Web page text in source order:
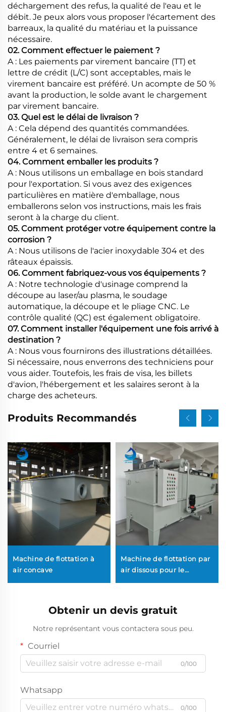
déchargement des refus, la qualité de l'eau et le
débit. Je peux alors vous proposer l'écartement des
barreaux, la qualité du matériau et la puissance
nécessaire.
02. Comment effectuer le paiement ?
A : Les paiements par virement bancaire (TT) et
lettre de crédit (L/C) sont acceptables, mais le
virement bancaire est préféré. Un acompte de 50 %
avant la production, le solde avant le chargement
par virement bancaire.
03. Quel est le délai de livraison ?
A : Cela dépend des quantités commandées.
Généralement, le délai de livraison sera compris
entre 4 et 6 semaines.
04. Comment emballer les produits ?
A : Nous utilisons un emballage en bois standard
pour l'exportation. Si vous avez des exigences
particulières en matière d'emballage, nous
emballerons selon vos instructions, mais les frais
seront à la charge du client.
05. Comment protéger votre équipement contre la
corrosion ?
A : Nous utilisons de l'acier inoxydable 304 et des
râteaux épaissis.
06. Comment fabriquez-vous vos équipements ?
A : Notre technologie d'usinage comprend la
découpe au laser/au plasma, le soudage
automatique, la découpe et le pliage CNC. Le
contrôle qualité (QC) est également obligatoire.
07. Comment installer l'équipement une fois arrivé à
destination ?
A : Nous vous fournirons des illustrations détaillées.
Si nécessaire, nous enverrons des techniciens pour
vous aider. Toutefois, les frais de visa, les billets
d'avion, l'hébergement et les salaires seront à la
charge des acheteurs.
Produits Recommandés
Machine de flottation à
air concave
Machine de flottation par
air dissous pour le
du CCO/MES dans les
stations d'épuration DAF
Obtenir un devis gratuit
Notre représentant vous contactera sous peu.
Courriel
0/100
Whatsapp
0/100